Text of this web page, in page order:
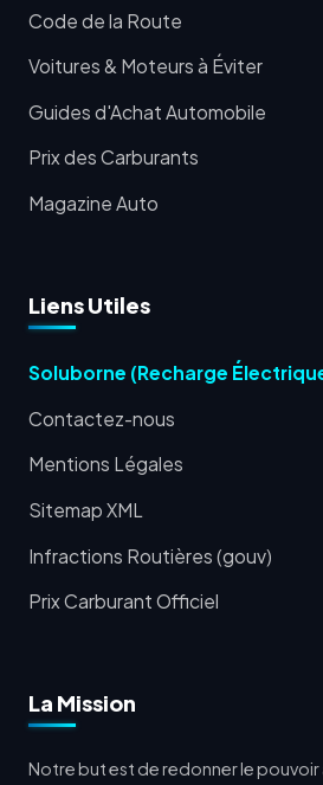
Code de la Route
Voitures & Moteurs à Éviter
Guides d'Achat Automobile
Prix des Carburants
Magazine Auto
Liens Utiles
Soluborne (Recharge
Contactez-nous
Mentions Légales
Sitemap XML
Infractions Routières (gouv)
Prix Carburant Officiel
La Mission
Notre but est de redonner le